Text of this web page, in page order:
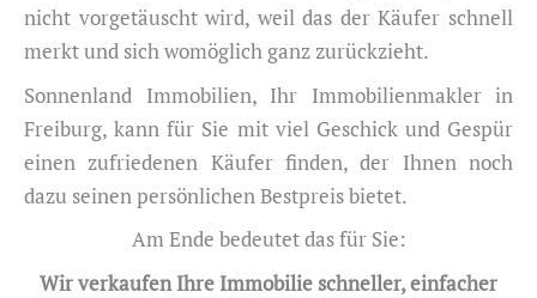
nicht vorgetäuscht wird, weil das der Käufer schnell
merkt und sich womöglich ganz zurückzieht.
Sonnenland Immobilien, Ihr Immobilienmakler in
Freiburg, kann für Sie mit viel Geschick und Gespür
einen zufriedenen Käufer finden, der Ihnen noch
dazu seinen persönlichen Bestpreis bietet.
Am Ende bedeutet das für Sie:
Wir verkaufen Ihre Immobilie schneller, einfacher